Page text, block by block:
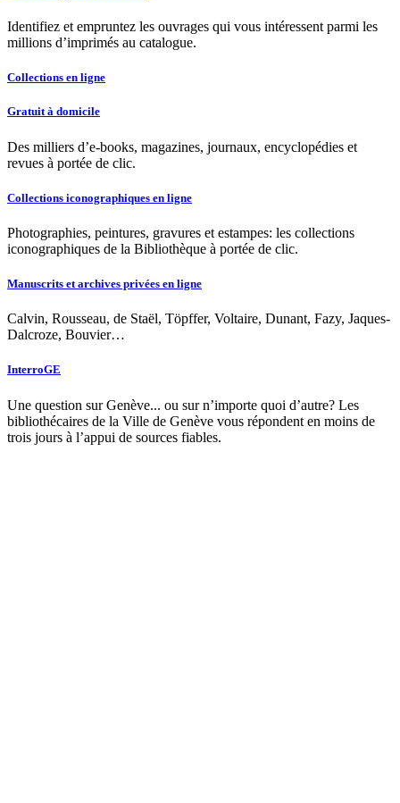
Identifiez et empruntez les ouvrages qui vous intéressent parmi les
millions d’imprimés au catalogue.
Collections en ligne
Gratuit à domicile
Des milliers d’e-books, magazines, journaux, encyclopédies et
revues à portée de clic.
Collections iconographiques en ligne
Photographies, peintures, gravures et estampes: les collections
iconographiques de la Bibliothèque à portée de clic.
Manuscrits et archives privées en ligne
Calvin, Rousseau, de Staël, Töpffer, Voltaire, Dunant, Fazy, Jaques-
Dalcroze, Bouvier…
InterroGE
Une question sur Genève... ou sur n’importe quoi d’autre? Les
bibliothécaires de la Ville de Genève vous répondent en moins de
trois jours à l’appui de sources fiables.